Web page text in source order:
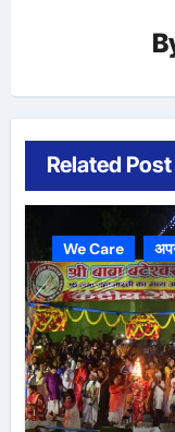
Related Post
We Care